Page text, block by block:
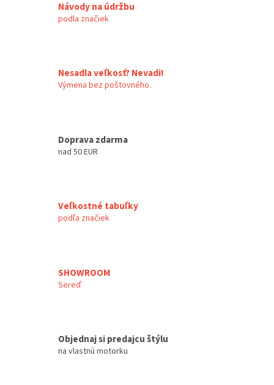
Návody na údržbu
podla značiek
Nesadla veľkosť? Nevadi!
Výmena bez poštovného.
Doprava zdarma
nad 50 EUR
Veľkostné tabuľky
podľa značiek
SHOWROOM
Sereď
Objednaj si predajcu štýlu
na vlastnú motorku